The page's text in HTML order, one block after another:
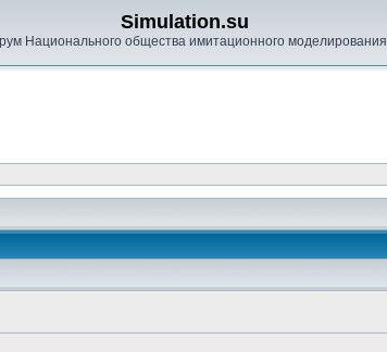
Simulation.su
Национального общества имитационного моделирования